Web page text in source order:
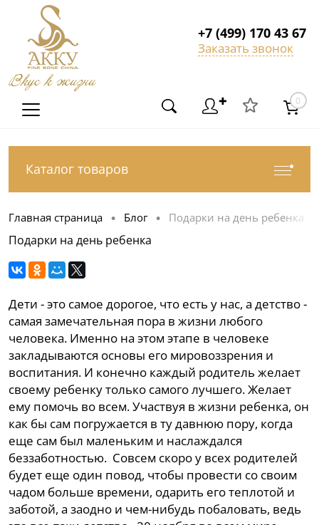
Вкус к жизни
+7 (499) 170 43 67
Заказать звонок
✚ 0
Каталог товаров
Главная страница • Блог • Подарки на день ребенка
Подарки на день ребенка
Дети - это самое дорогое, что есть у нас, а детство -
самая замечательная пора в жизни любого
человека. Именно на этом этапе в человеке
закладываются основы его мировоззрения и
воспитания. И конечно каждый родитель желает
своему ребенку только самого лучшего. Желает
ему помочь во всем. Участвуя в жизни ребенка, он
как бы сам погружается в ту давнюю пору, когда
еще сам был маленьким и наслаждался
беззаботностью. Совсем скоро у всех родителей
будет еще один повод, чтобы провести со своим
чадом больше времени, одарить его теплотой и
заботой, а заодно и чем-нибудь побаловать, ведь